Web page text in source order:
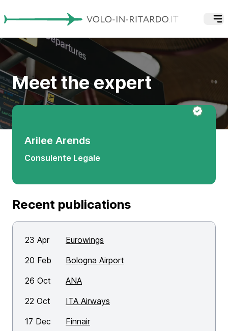
Meet the expert
Arilee Arends
Consulente Legale
Recent publications
23 Apr
Eurowings
20 Feb
Bologna Airport
26 Oct
ANA
22 Oct
ITA Airways
17 Dec
Finnair